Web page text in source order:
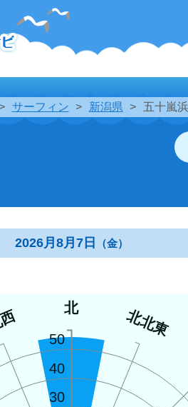
サーフィン 新潟県 五十嵐浜
2026月8月7日 （金）
北 北北東
30
40
50